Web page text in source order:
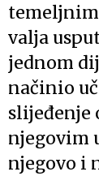
temeljnim
valja
jednom
načinio
slijeđenje
njegovim
njegovo i